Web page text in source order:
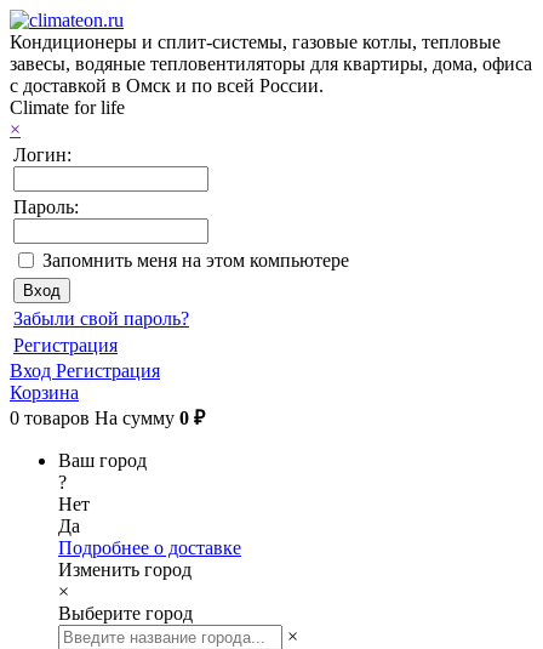
Кондиционеры и сплит-системы, газовые котлы, тепловые
завесы, водяные тепловентиляторы для квартиры, дома, офиса
с доставкой в Омск и по всей России.
Climate for life
×
Логин:
Пароль:
Запомнить меня на этом компьютере
Забыли свой пароль?
Регистрация
Вход Регистрация
Корзина
0 товаров На сумму 0 ₽
Ваш город
?
Нет
Да
Подробнее о доставке
Изменить город
×
Выберите город
×